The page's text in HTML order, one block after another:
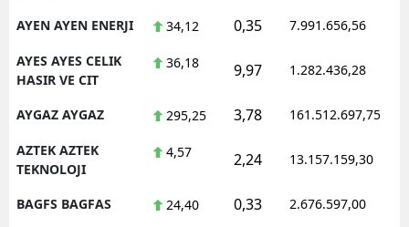
AYEN AYEN ENERJI 34,12 0,35 7.991.656,56
AYES AYES CELIK
HASIR VE CIT
36,18 9,97 1.282.436,28
AYGAZ AYGAZ 295,25 3,78 161.512.697,75
AZTEK AZTEK
TEKNOLOJI
4,57 2,24 13.157.159,30
BAGFS BAGFAS 24,40 0,33 2.676.597,00